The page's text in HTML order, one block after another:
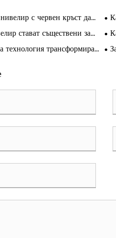
с червен кръст да
съвременните строителни
стават съществени за
технология трансформира